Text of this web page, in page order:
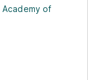
Academy of